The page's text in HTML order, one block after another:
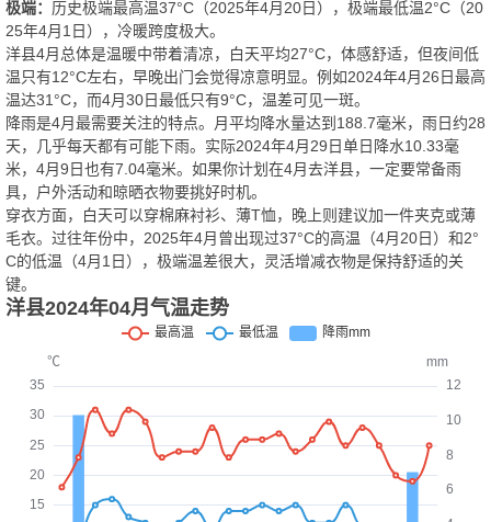
极端： 历史极端最高温37°C（2025年4月20日），极端最低温2°C（20
25年4月1日），冷暖跨度极大。
洋县4月总体是温暖中带着清凉，白天平均27°C，体感舒适，但夜间低
温只有12°C左右，早晚出门会觉得凉意明显。例如2024年4月26日最高
温达31°C，而4月30日最低只有9°C，温差可见一斑。
降雨是4月最需要关注的特点。月平均降水量达到188.7毫米，雨日约28
天，几乎每天都有可能下雨。实际2024年4月29日单日降水10.33毫
米，4月9日也有7.04毫米。如果你计划在4月去洋县，一定要常备雨
具，户外活动和晾晒衣物要挑好时机。
穿衣方面，白天可以穿棉麻衬衫、薄T恤，晚上则建议加一件夹克或薄
毛衣。过往年份中，2025年4月曾出现过37°C的高温（4月20日）和2°
C的低温（4月1日），极端温差很大，灵活增减衣物是保持舒适的关
键。
洋县2024年04月气温走势